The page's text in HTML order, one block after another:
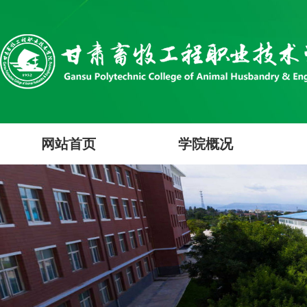
网站首页 学院概况